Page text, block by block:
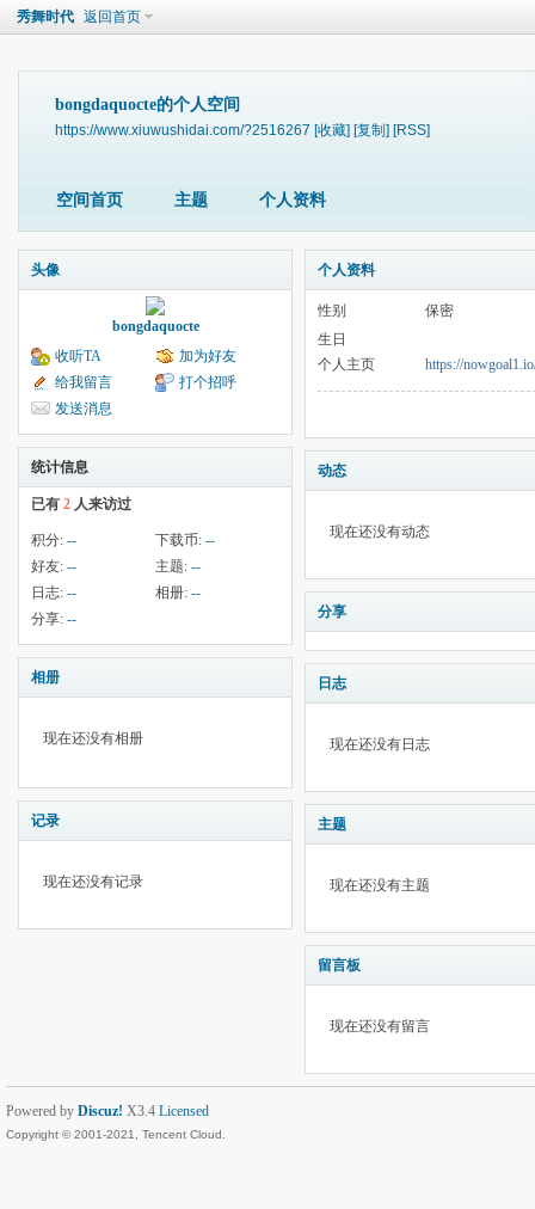
秀舞时代 返回首页
bongdaquocte的个人空间
https://www.xiuwushidai.com/?2516267 [收藏] [复制] [RSS]
空间首页 主题 个人资料
头像
bongdaquocte
收听TA
加为好友
给我留言
打个招呼
发送消息
统计信息
已有 2 人来访过
积分: -- 下载币: --
好友: -- 主题: --
日志: -- 相册: --
分享: --
相册
现在还没有相册
记录
现在还没有记录
个人资料
性别
保密
生日
个人主页
https://
动态
现在还没有动态
分享
日志
现在还没有日志
主题
现在还没有主题
留言板
现在还没有留言
Powered by Discuz! X3.4 Licensed
Copyright © 2001-2021, Tencent Cloud.